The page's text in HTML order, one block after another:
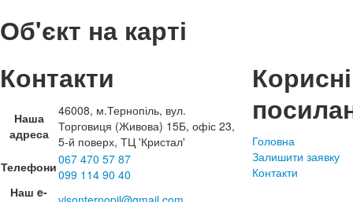
Об'єкт на карті
Контакти
Наша
адреса
46008, м.Тернопіль, вул.
Торговиця (Живова) 15Б, офіс 23,
5-й поверх, ТЦ 'Кристал'
Телефони067 470 57 87
099 114 90 40
Наш e-
Корисні
Головна
Залишити заявку
Контакти